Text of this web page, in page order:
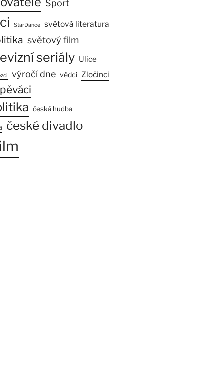
Sport
StarDance světová literatura
světový film
seriály Ulice
výročí dne vědci Zločinci
česká hudba
české divadlo